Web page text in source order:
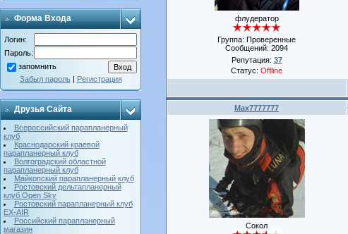
Форма Входа
Логин:
Пароль:
запомнить
Забыл пароль| Регистрация
Друзья Сайта
Всероссийский парапланерный
клуб
Краснодарский краевой
парапланерный клуб
Волгоградский областной
парапланерный клуб
Майкопский парапланерный клуб
Ростовский дельтапланерный
клуб Open Sky
Ростовский парапланерный клуб
ЕХ-AIR
Российский парапланерный
магазин
флудератор
Группа: Проверенные
Сообщений: 2094
Репутация: 37
Статус: Offline
Max7777777
Сокол